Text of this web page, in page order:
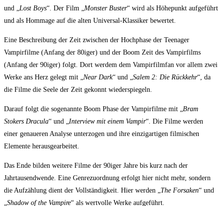
und „ Lost Boys“. Der Film „ Monster Buster“ wird als Höhepunkt aufgeführt
und als Hommage auf die alten Universal-Klassiker bewertet.
Eine Beschreibung der Zeit zwischen der Hochphase der Teenager
Vampirfilme (Anfang der 80iger) und der Boom Zeit des Vampirfilms
(Anfang der 90iger) folgt. Dort werdem dem Vampirfilmfan vor allem zwei
Werke ans Herz gelegt mit „ Near Dark“ und „ Salem 2: Die Rückkehr“, da
die Filme die Seele der Zeit gekonnt wiederspiegeln.
Darauf folgt die sogenannte Boom Phase der Vampirfilme mit „ Bram
Stokers Dracula“ und „ Interview mit einem Vampir“. Die Filme werden
einer genaueren Analyse unterzogen und ihre einzigartigen filmischen
Elemente herausgearbeitet.
Das Ende bilden weitere Filme der 90iger Jahre bis kurz nach der
Jahrtausendwende. Eine Genrezuordnung erfolgt hier nicht mehr, sondern
die Aufzählung dient der Vollständigkeit. Hier werden „ The Forsaken“ und
Shadow of the Vampire“ als wertvolle Werke aufgeführt.